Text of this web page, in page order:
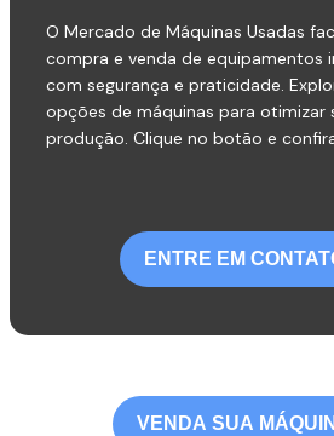
O Mercado de Máquinas Usadas
compra e venda de equipamentos
com segurança e praticidade.
opções de máquinas para otimizar
produção. Clique no botão e
ENTRE EM
VENDA SUA